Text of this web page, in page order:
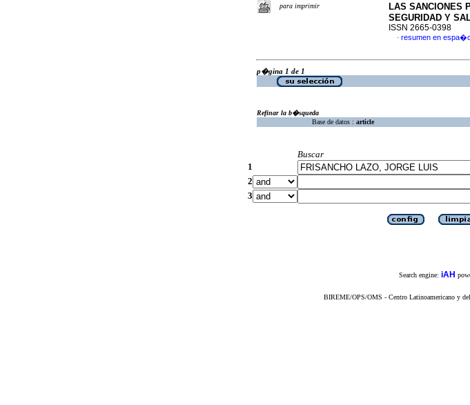
para imprimir
LAS SANCIONES
SEGURIDAD Y
ISSN 2665-0398
· resumen en
p�gina 1 de 1
Refinar la b�squeda
Base de datos : article
Buscar
1
2
3
Search engine: iAH
BIREME/OPS/OMS - Centro Latinoamericano y